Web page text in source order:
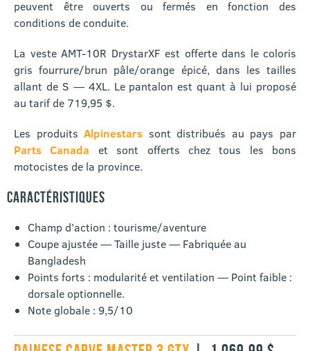
peuvent être ouverts ou fermés en fonction des
conditions de conduite.
La veste AMT-10R DrystarXF est offerte dans le coloris
gris fourrure/brun pâle/orange épicé, dans les tailles
allant de S — 4XL. Le pantalon est quant à lui proposé
au tarif de 719,95 $.
Les produitsAlpinestars sont distribués au pays par
Parts Canada et sont offerts chez tous les bons
motocistes de la province.
CARACTÉRISTIQUES
Champ d’action : tourisme/aventure
Coupe ajustée — Taille juste — Fabriquée au
Bangladesh
Points forts : modularité et ventilation — Point faible :
dorsale optionnelle.
Note globale : 9,5/10